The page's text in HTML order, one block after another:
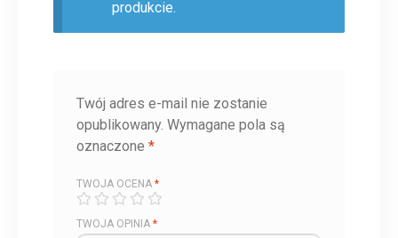
produkcie.
Twój adres e-mail nie zostanie
opublikowany. Wymagane pola są
oznaczone *
TWOJA OCENA *
TWOJA OPINIA *